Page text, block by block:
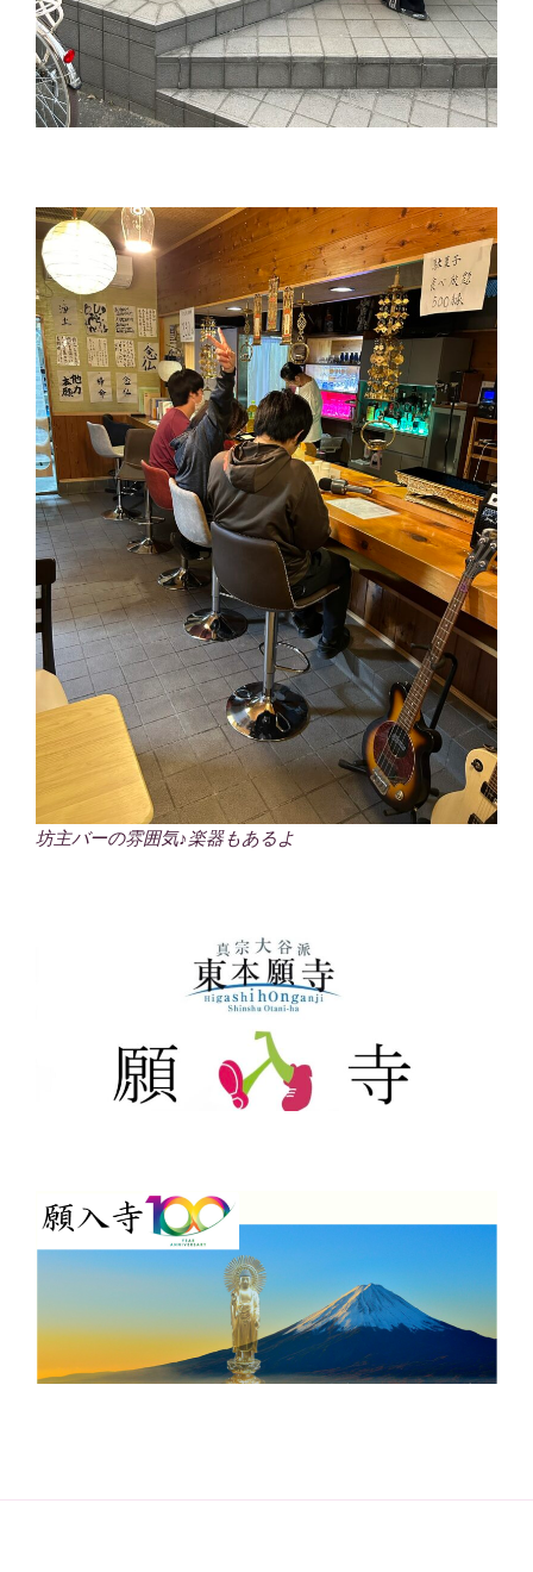
坊主バーの雰囲気♪楽器もあるよ